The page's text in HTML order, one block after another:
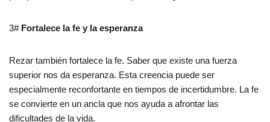
3# Fortalece la fe y la esperanza
Rezar también fortalece la fe. Saber que existe una fuerza
superior nos da esperanza. Esta creencia puede ser
especialmente reconfortante en tiempos de incertidumbre. La fe
se convierte en un ancla que nos ayuda a afrontar las
dificultades de la vida.